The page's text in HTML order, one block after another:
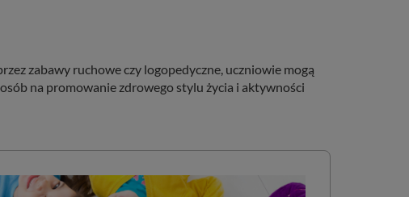
zabawy ruchowe czy logopedyczne, uczniowie mogą
na promowanie zdrowego stylu życia i aktywności